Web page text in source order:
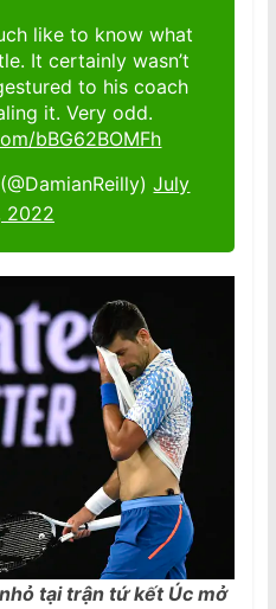
like to know what
It certainly wasn’t
to his coach
it. Very odd.
bBG62BOMFh
July
2022
tại trận tứ kết Úc mở